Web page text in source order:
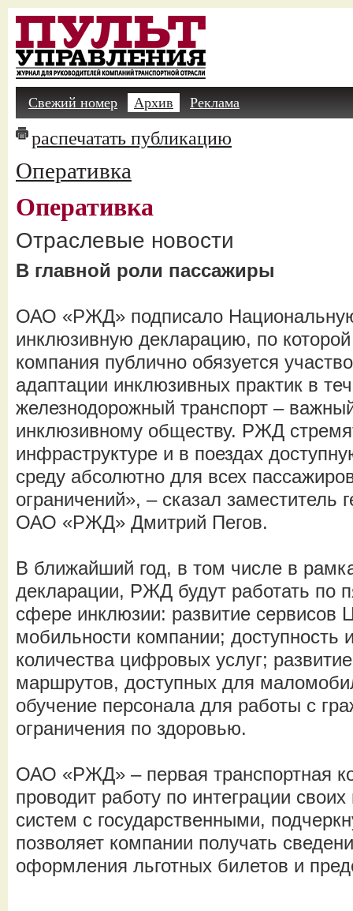
Свежий номер Архив Реклама
распечатать публикацию
Оперативка
Оперативка
Отраслевые новости
В главной роли пассажиры
ОАО «РЖД» подписало
инклюзивную декларацию, по которой
компания публично обязуется
адаптации инклюзивных практик в
железнодорожный транспорт –
инклюзивному обществу. РЖД
инфраструктуре и в поездах
среду абсолютно для всех
ограничений», – сказал заместитель
ОАО «РЖД» Дмитрий Пегов.
В ближайший год, в том числе в
декларации, РЖД будут работать по
сфере инклюзии: развитие сервисов
мобильности компании;
количества цифровых услуг;
маршрутов, доступных для
обучение персонала для работы с
ограничения по здоровью.
ОАО «РЖД» – первая транспортная
проводит работу по интеграции
систем с государственными,
позволяет компании получать
оформления льготных билетов и